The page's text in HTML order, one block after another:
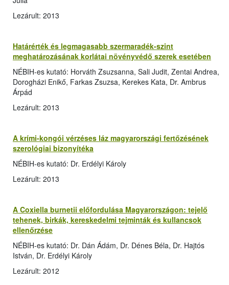
Lezárult: 2013
Határérték és legmagasabb szermaradék-szint
meghatározásának korlátai növényvédő szerek esetében
NÉBIH-es kutató: Horváth Zsuzsanna, Sali Judit, Zentai Andrea,
Dorogházi Enikő, Farkas Zsuzsa, Kerekes Kata, Dr. Ambrus
Árpád
Lezárult: 2013
A krími-kongói vérzéses láz magyarországi fertőzésének
szerológiai bizonyítéka
NÉBIH-es kutató: Dr. Erdélyi Károly
Lezárult: 2013
A Coxiella burnetii előfordulása Magyarországon: tejelő
tehenek, birkák, kereskedelmi tejminták és kullancsok
ellenőrzése
NÉBIH-es kutató: Dr. Dán Ádám, Dr. Dénes Béla, Dr. Hajtós
István, Dr. Erdélyi Károly
Lezárult: 2012